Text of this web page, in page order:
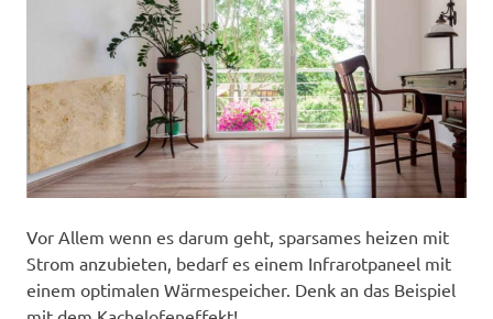
Vor Allem wenn es darum geht, sparsames heizen mit
Strom anzubieten, bedarf es einem Infrarotpaneel mit
einem optimalen Wärmespeicher. Denk an das Beispiel